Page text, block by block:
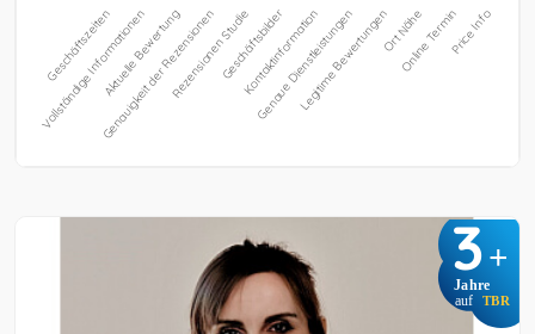
3+
Jahre
auf TBR